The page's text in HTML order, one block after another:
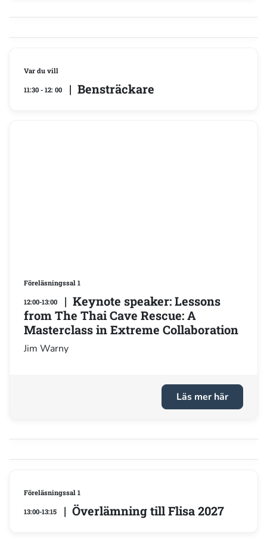
Var du vill
11:30 - 12: 00 | Bensträckare
Föreläsningssal 1
12:00-13:00
| Keynote speaker: Lessons
from The Thai Cave Rescue: A
Masterclass in Extreme Collaboration
Jim Warny
Läs mer här
Föreläsningssal 1
13:00-13:15 | Överlämning till Flisa 2027